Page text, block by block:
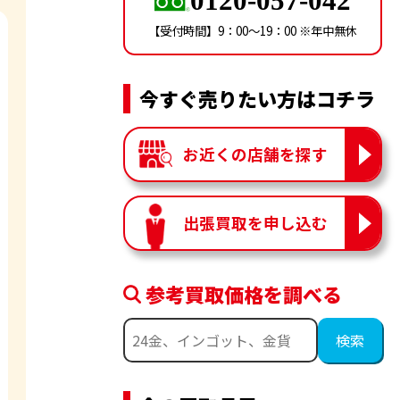
【受付時間】9：00〜19：00 ※年中無休
今すぐ売りたい方はコチラ
お近くの店舗を探す
出張買取を申し込む
参考買取価格を調べる